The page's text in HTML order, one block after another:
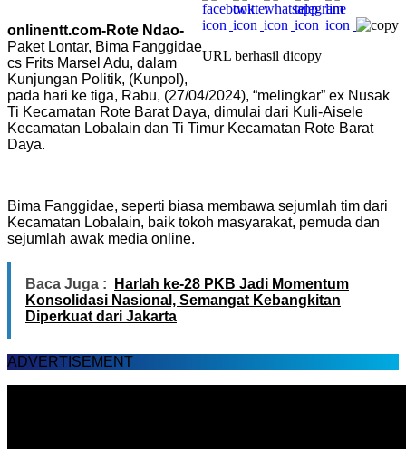
URL berhasil dicopy
onlinentt.com-Rote Ndao-
Paket Lontar, Bima Fanggidae
cs Frits Marsel Adu, dalam
Kunjungan Politik, (Kunpol),
pada hari ke tiga, Rabu, (27/04/2024), “melingkar” ex Nusak
Ti Kecamatan Rote Barat Daya, dimulai dari Kuli-Aisele
Kecamatan Lobalain dan Ti Timur Kecamatan Rote Barat
Daya.
Bima Fanggidae, seperti biasa membawa sejumlah tim dari
Kecamatan Lobalain, baik tokoh masyarakat, pemuda dan
sejumlah awak media online.
Baca Juga :
Harlah ke-28 PKB Jadi Momentum
Konsolidasi Nasional, Semangat Kebangkitan
Diperkuat dari Jakarta
ADVERTISEMENT